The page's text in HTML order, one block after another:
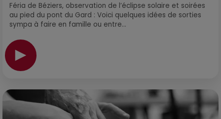
Féria de Béziers, observation de l’éclipse solaire et soirées
au pied du pont du Gard : Voici quelques idées de sorties
sympa à faire en famille ou entre...